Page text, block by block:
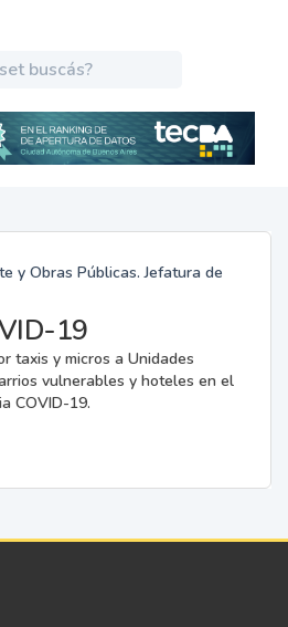
y Obras Públicas. Jefatura de
19
taxis y micros a Unidades
vulnerables y hoteles en el
COVID-19.